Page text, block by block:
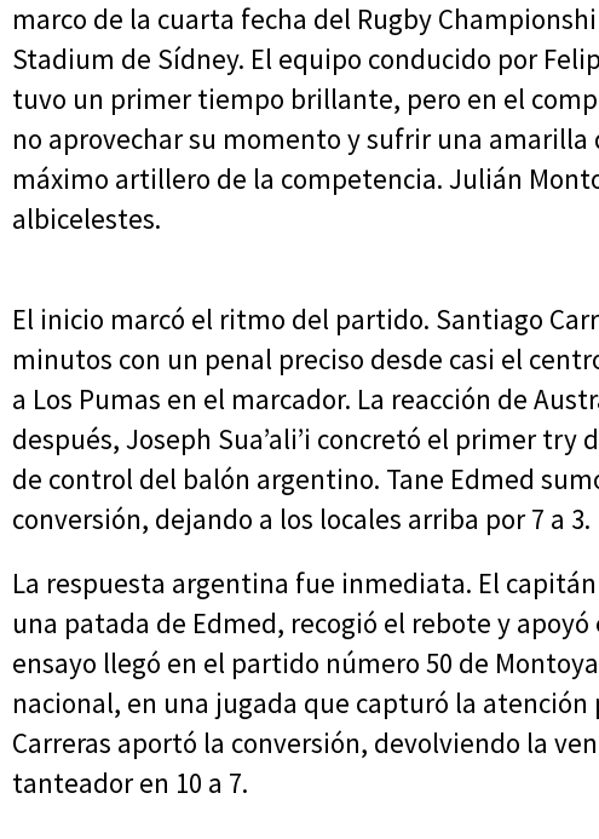
marco de la cuarta fecha del Rugby
Stadium de Sídney. El equipo conducido por
tuvo un primer tiempo brillante, pero en el
no aprovechar su momento y sufrir una amarilla
máximo artillero de la competencia. Julián
albicelestes.
El inicio marcó el ritmo del partido. Santiago
minutos con un penal preciso desde casi el
a Los Pumas en el marcador. La reacción de
después, Joseph Sua’ali’i concretó el primer
de control del balón argentino. Tane Edmed
conversión, dejando a los locales arriba por 7 a 3.
La respuesta argentina fue inmediata. El
una patada de Edmed, recogió el rebote y
ensayo llegó en el partido número 50 de
nacional, en una jugada que capturó la atención
Carreras aportó la conversión, devolviendo la
tanteador en 10 a 7.